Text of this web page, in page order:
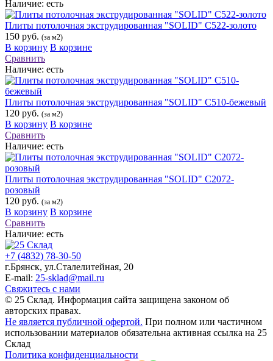
Наличие: есть
Плиты потолочная экструдированная "SOLID" С522-золото
150 руб. (за м2)
В корзину В корзине
Сравнить
Наличие: есть
Плиты потолочная экструдированная "SOLID" С510-бежевый
120 руб. (за м2)
В корзину В корзине
Сравнить
Наличие: есть
Плиты потолочная экструдированная "SOLID" С2072-
розовый
120 руб. (за м2)
В корзину В корзине
Сравнить
Наличие: есть
+7 (4832) 78-30-50
г.Брянск, ул.Сталелитейная, 20
E-mail: 25-sklad@mail.ru
Свяжитесь с нами
© 25 Склад. Информация сайта защищена законом об
авторских правах.
Не является публичной офертой. При полном или частичном
использовании материалов обязательна активная ссылка на 25
Склад
Политика конфиденциальности